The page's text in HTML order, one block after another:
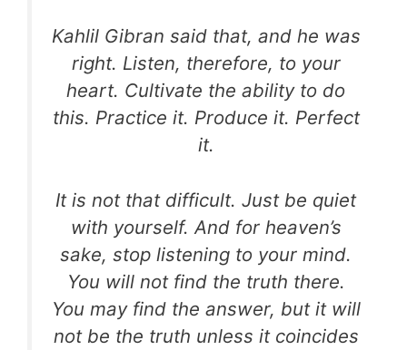
Kahlil Gibran said that, and he was
right. Listen, therefore, to your
heart. Cultivate the ability to do
this. Practice it. Produce it. Perfect
it.
It is not that difficult. Just be quiet
with yourself. And for heaven’s
sake, stop listening to your mind.
You will not find the truth there.
You may find the answer, but it will
not be the truth unless it coincides